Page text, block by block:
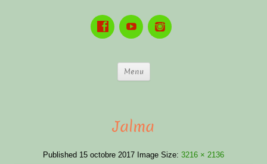
Menu
Jalma
Published 15 octobre 2017 Image Size: 3216 × 2136